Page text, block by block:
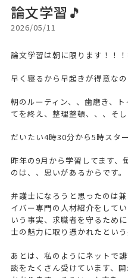
論文学習🎵
2026/05/11
論文学習は朝に限ります！！
早く寝るから早起きが得意な
朝のルーティン、、歯磨き、
てを終え、整理整頓、、、そし
だいたい4時30分から5時スター
昨年の9月から学習してます、
のは、、思いがあるからです。
弁護士になろうと思ったのは
イバー専門の人材紹介をして
いう事実、求職者を守るため
士の魅力に取り憑かれたとい
あとは、私のようにネットで
談をたくさん受けています、